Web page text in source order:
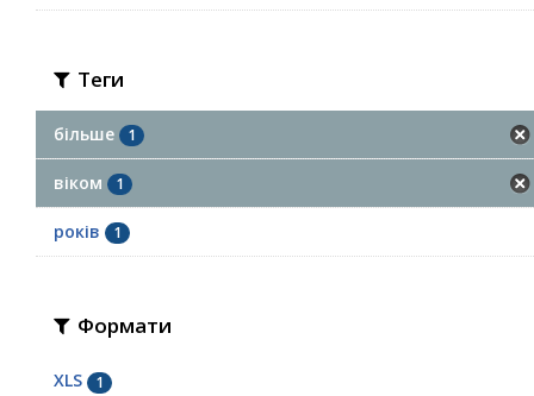
Теги
більше 1
віком 1
років 1
Формати
XLS 1